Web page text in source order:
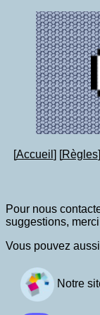
Accueil Règles
Pour nous
suggestions,
Vous pouvez
Notre